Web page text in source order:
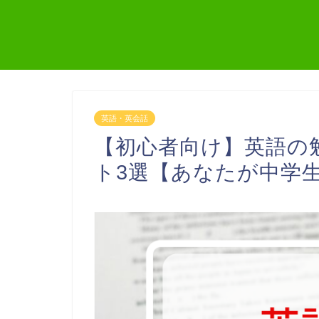
英語・英会話
【初心者向け】英語
ト3選【あなたが中学